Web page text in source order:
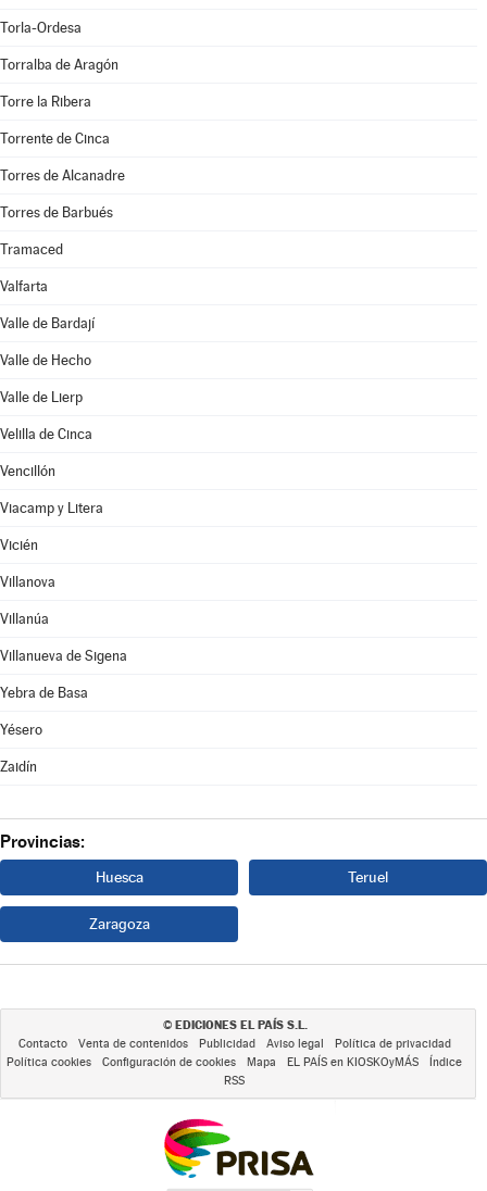
Torla-Ordesa
Torralba de Aragón
Torre la Ribera
Torrente de Cinca
Torres de Alcanadre
Torres de Barbués
Tramaced
Valfarta
Valle de Bardají
Valle de Hecho
Valle de Lierp
Velilla de Cinca
Vencillón
Viacamp y Litera
Vicién
Villanova
Villanúa
Villanueva de Sigena
Yebra de Basa
Yésero
Zaidín
Provincias:
Huesca Teruel
Zaragoza
© EDICIONES EL PAÍS S.L.
Contacto Venta de contenidos Publicidad Aviso legal
Política de privacidad
Política cookies
Configuración de cookies Mapa EL PAÍS en KIOSKOyMÁS
Índice
RSS